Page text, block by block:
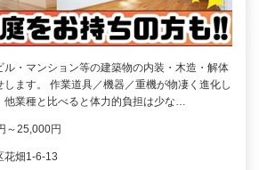
ル・マンション等の建築物の内装・木造・解体
します。 作業道具／機器／重機が物凄く進化し
他業種と比べると体力的負担は少な…
～25,000円
花畑1-6-13